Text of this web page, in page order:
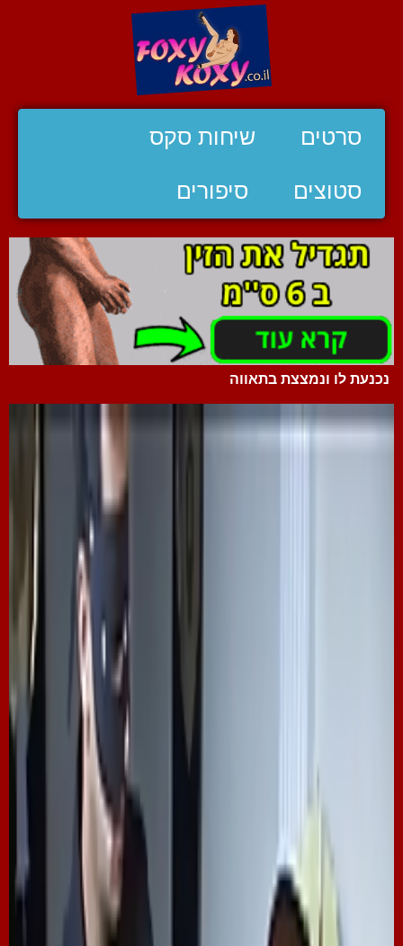
סרטים שיחות סקס
סטוצים סיפורים
נכנעת לו ונמצצת בתאווה